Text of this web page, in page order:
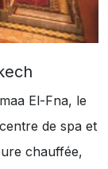
El-Fna, le
de spa et
chauffée,